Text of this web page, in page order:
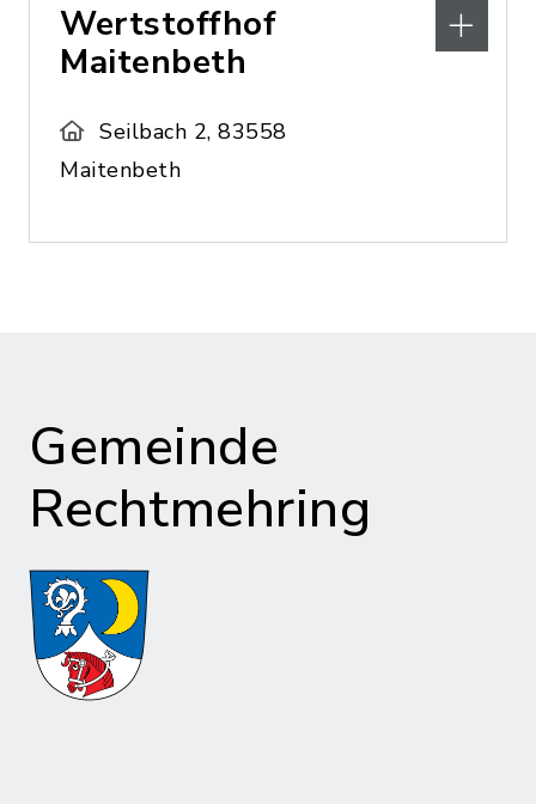
Wertstoffhof
Maitenbeth
Seilbach 2, 83558
Maitenbeth
Gemeinde
Rechtmehring